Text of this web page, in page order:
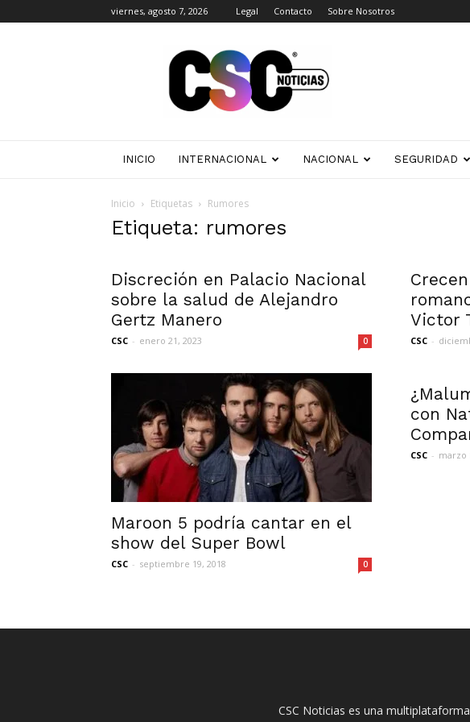
viernes, agosto 7, 2026 Legal Contacto Sobre Nosotros
Noticias
INICIO INTERNACIONAL NACIONAL SEGURIDAD
Inicio Etiquetas Rumores
Etiqueta: rumores
Discreción en Palacio Nacional
sobre la salud de Alejandro
Gertz Manero
CSC - enero 21, 2023 0
Victor
CSC -
Maroon 5 podría cantar en el
show del Super Bowl
CSC - septiembre 19, 2018 0
con
CSC - marzo
CSC Noticias es una